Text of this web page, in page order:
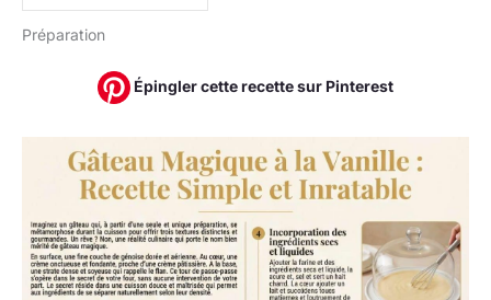
Préparation
Épingler cette recette sur Pinterest